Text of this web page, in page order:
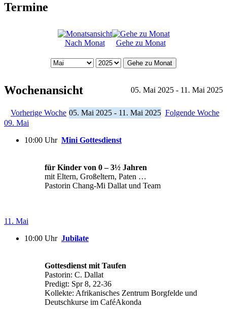
Termine
Nach Monat Gehe zu Monat
Gehe zu Monat
Wochenansicht 05. Mai 2025 - 11. Mai 2025
Vorherige Woche 05. Mai 2025 - 11. Mai 2025 Folgende Woche
09. Mai
10:00 Uhr Mini Gottesdienst
für Kinder von 0 – 3½ Jahren
mit Eltern, Großeltern, Paten …
Pastorin Chang-Mi Dallat und Team
11. Mai
10:00 Uhr Jubilate
Gottesdienst mit Taufen
Pastorin: C. Dallat
Predigt: Spr 8, 22-36
Kollekte: Afrikanisches Zentrum Borgfelde und
Deutschkurse im CaféAkonda